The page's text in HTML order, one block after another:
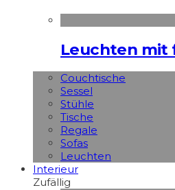
Leuchten mit
Couchtische
Sessel
Stühle
Tische
Regale
Sofas
Leuchten
Interieur
Zufällig